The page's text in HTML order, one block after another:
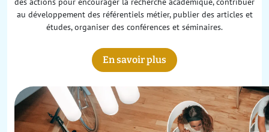
au développement des référentiels métier, publier des articles et
études, organiser des conférences et séminaires.
En savoir plus